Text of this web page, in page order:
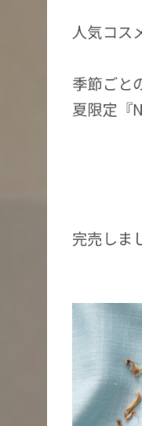
人気コス
季節ごと
夏限定『
完売しま